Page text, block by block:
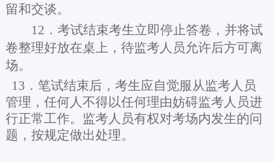
留和交谈。
12．考试结束考生立即停止答卷，并将试
卷整理好放在桌上，待监考人员允许后方可离
场。
13．笔试结束后，考生应自觉服从监考人员
管理，任何人不得以任何理由妨碍监考人员进
行正常工作。监考人员有权对考场内发生的问
题，按规定做出处理。